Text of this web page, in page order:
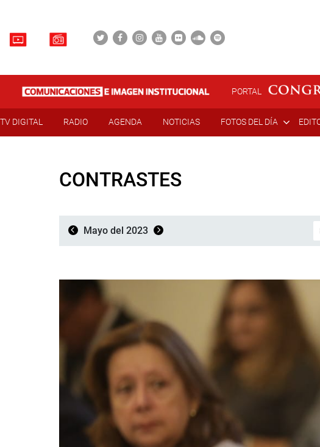
PORTAL
TV DIGITAL RADIO AGENDA NOTICIAS FOTOS DEL DÍA
CONTRASTES
Mayo del 2023